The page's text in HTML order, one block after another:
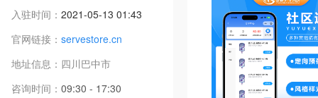
入驻时间： 2021-05-13 01:43
官网链接： servestore.cn
地址信息： 四川巴中市
咨询时间： 09:30 - 17:30